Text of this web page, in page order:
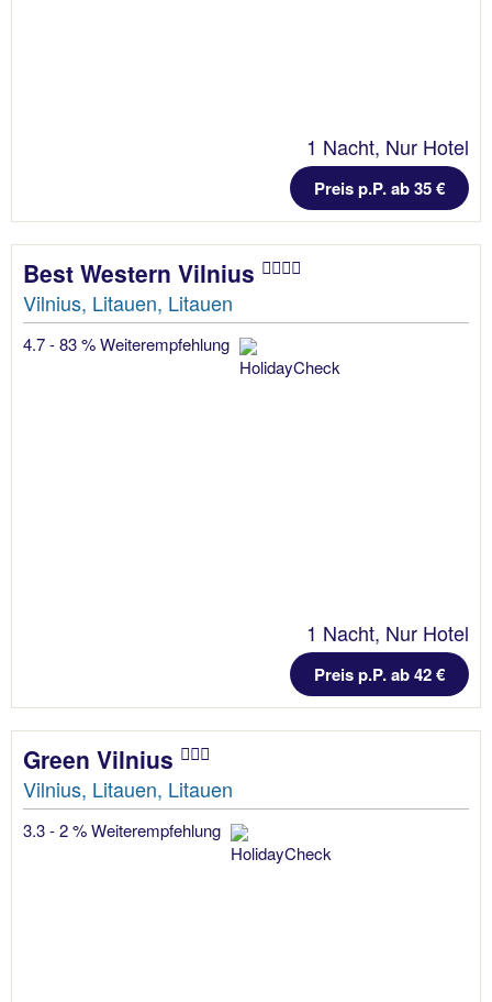
1 Nacht, Nur Hotel
Preis p.P. ab 35 €
Best Western Vilnius
Vilnius, Litauen, Litauen
4.7 - 83 % Weiterempfehlung
1 Nacht, Nur Hotel
Preis p.P. ab 42 €
Green Vilnius
Vilnius, Litauen, Litauen
3.3 - 2 % Weiterempfehlung